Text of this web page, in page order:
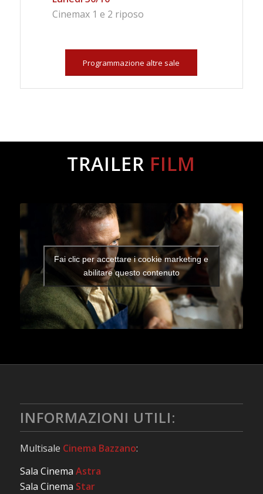
Cinemax 1 e 2 riposo
Programmazione altre sale
TRAILER FILM
Fai clic per accettare i cookie marketing e
abilitare questo contenuto
INFORMAZIONI UTILI:
Multisale Cinema Bazzano:
Sala Cinema Astra
Sala Cinema Star